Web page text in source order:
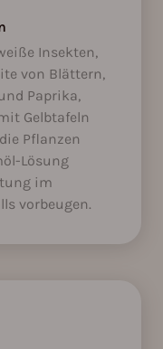
Insekten,
von Blättern,
Paprika,
Gelbtafeln
Pflanzen
Lösung
im
vorbeugen.